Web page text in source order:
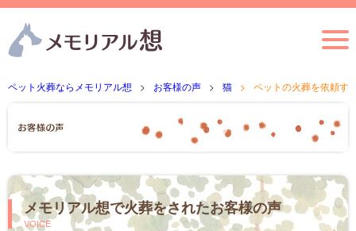
ペット火葬ならメモリアル想 お客様の声 猫 ペットの火葬を依頼す
メモリアル想で火葬をされたお客様の声
VOICE